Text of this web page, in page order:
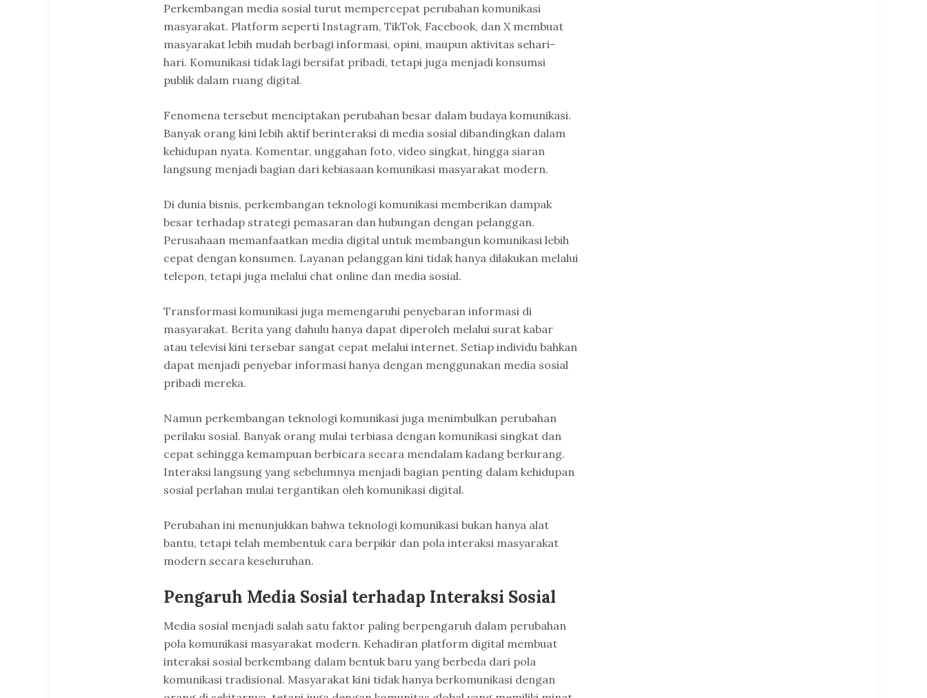
Perkembangan media sosial turut mempercepat perubahan komunikasi
masyarakat. Platform seperti Instagram, TikTok, Facebook, dan X membuat
masyarakat lebih mudah berbagi informasi, opini, maupun aktivitas sehari-
hari. Komunikasi tidak lagi bersifat pribadi, tetapi juga menjadi konsumsi
publik dalam ruang digital.
Fenomena tersebut menciptakan perubahan besar dalam budaya komunikasi.
Banyak orang kini lebih aktif berinteraksi di media sosial dibandingkan dalam
kehidupan nyata. Komentar, unggahan foto, video singkat, hingga siaran
langsung menjadi bagian dari kebiasaan komunikasi masyarakat modern.
Di dunia bisnis, perkembangan teknologi komunikasi memberikan dampak
besar terhadap strategi pemasaran dan hubungan dengan pelanggan.
Perusahaan memanfaatkan media digital untuk membangun komunikasi lebih
cepat dengan konsumen. Layanan pelanggan kini tidak hanya dilakukan melalui
telepon, tetapi juga melalui chat online dan media sosial.
Transformasi komunikasi juga memengaruhi penyebaran informasi di
masyarakat. Berita yang dahulu hanya dapat diperoleh melalui surat kabar
atau televisi kini tersebar sangat cepat melalui internet. Setiap individu bahkan
dapat menjadi penyebar informasi hanya dengan menggunakan media sosial
pribadi mereka.
Namun perkembangan teknologi komunikasi juga menimbulkan perubahan
perilaku sosial. Banyak orang mulai terbiasa dengan komunikasi singkat dan
cepat sehingga kemampuan berbicara secara mendalam kadang berkurang.
Interaksi langsung yang sebelumnya menjadi bagian penting dalam kehidupan
sosial perlahan mulai tergantikan oleh komunikasi digital.
Perubahan ini menunjukkan bahwa teknologi komunikasi bukan hanya alat
bantu, tetapi telah membentuk cara berpikir dan pola interaksi masyarakat
modern secara keseluruhan.
Pengaruh Media Sosial terhadap Interaksi Sosial
Media sosial menjadi salah satu faktor paling berpengaruh dalam perubahan
pola komunikasi masyarakat modern. Kehadiran platform digital membuat
interaksi sosial berkembang dalam bentuk baru yang berbeda dari pola
komunikasi tradisional. Masyarakat kini tidak hanya berkomunikasi dengan